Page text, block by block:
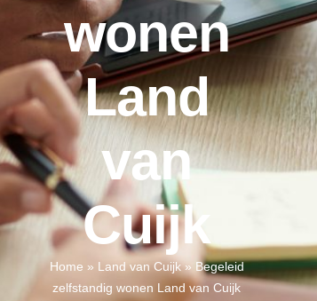
wonen
Land
van
Cuijk
Home » Land van Cuijk» Begeleid
zelfstandig wonen Land van Cuijk